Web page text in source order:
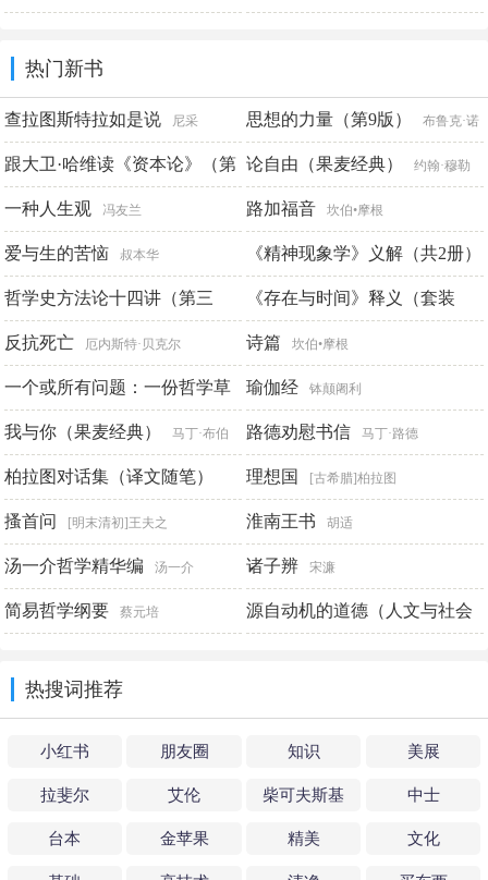
热门新书
查拉图斯特拉如是说 尼采 思想的力量（第9版） 布鲁克·诺
埃尔·穆尔 肯尼思·布鲁德
跟大卫·哈维读《资本论》（第
一卷） [英]大卫·哈维
论自由（果麦经典） 约翰·穆勒
一种人生观 冯友兰 路加福音 坎伯•摩根
爱与生的苦恼 叔本华 《精神现象学》义解（共2册）
庄振华
哲学史方法论十四讲（第三
版） 邓晓芒
《存在与时间》释义（套装
上、下册） 张汝伦
反抗死亡 厄内斯特·贝克尔 诗篇 坎伯•摩根
一个或所有问题：一份哲学草
稿（修订本） 赵汀阳著
瑜伽经 钵颠阇利
我与你（果麦经典） 马丁·布伯 路德劝慰书信 马丁·路德
柏拉图对话集（译文随笔）
[古希腊]柏拉图
理想国 [古希腊]柏拉图
搔首问 [明末清初]王夫之 淮南王书 胡适
汤一介哲学精华编 汤一介 诸子辨 宋濂
简易哲学纲要 蔡元培 源自动机的道德（人文与社会
热搜词推荐
小红书 朋友圈 知识 美展
拉斐尔 艾伦 柴可夫斯基 中士
台本 金苹果 精美 文化